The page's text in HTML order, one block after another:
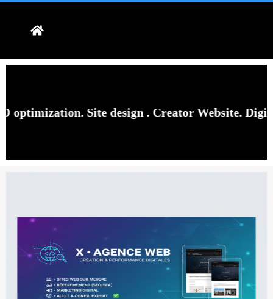
Site design . Creator Website. Digital